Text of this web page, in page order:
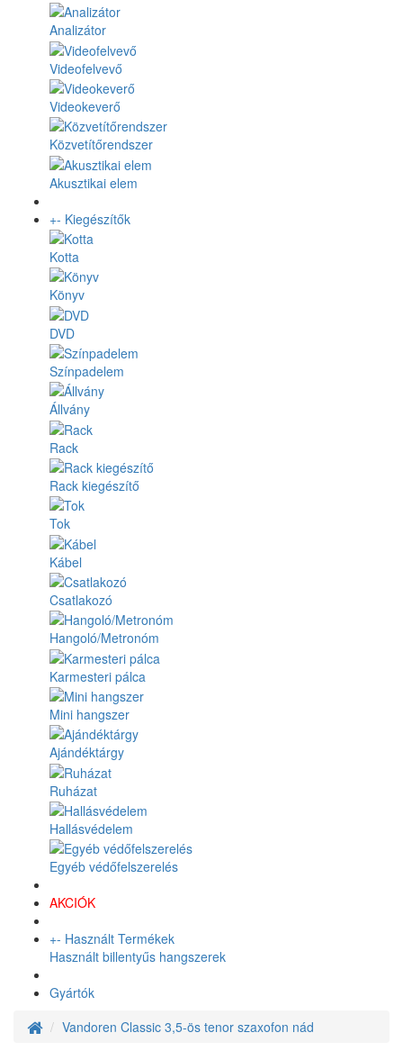
Analizátor
Videofelvevő
Videokeverő
Közvetítőrendszer
Akusztikai elem
+- Kiegészítők
Kotta
Könyv
DVD
Színpadelem
Állvány
Rack
Rack kiegészítő
Tok
Kábel
Csatlakozó
Hangoló/Metronóm
Karmesteri pálca
Mini hangszer
Ajándéktárgy
Ruházat
Hallásvédelem
Egyéb védőfelszerelés
AKCIÓK
+- Használt Termékek
Használt billentyűs hangszerek
Gyártók
Vandoren Classic 3,5-ös tenor szaxofon nád